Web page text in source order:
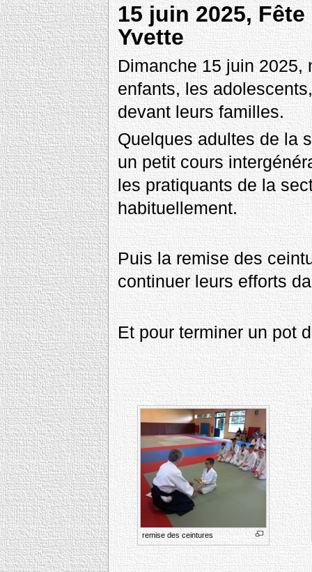
15 juin 2025,
Yvette
Dimanche 15 juin 2025,
enfants, les
devant leurs familles.
Quelques adultes de la
un petit cours
les pratiquants de la
habituellement.
Puis la remise des
continuer leurs efforts
Et pour terminer un pot
remise des ceintures